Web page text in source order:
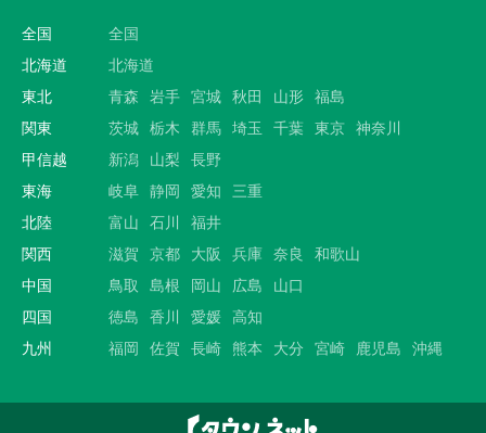
全国
全国
北海道
北海道
東北
青森 岩手 宮城 秋田 山形 福島
関東
茨城 栃木 群馬 埼玉 千葉 東京 神奈川
甲信越
新潟 山梨
長野
東海
岐阜 静岡 愛知
三重
北陸
富山 石川
福井
関西
滋賀 京都 大阪 兵庫 奈良
和歌山
中国
鳥取 島根 岡山 広島
山口
四国
徳島 香川 愛媛 高知
九州
福岡 佐賀 長崎 熊本 大分 宮崎 鹿児島 沖縄